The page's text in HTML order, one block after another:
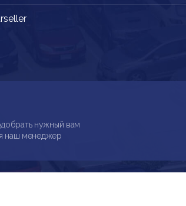
нужный вам
наш менеджер